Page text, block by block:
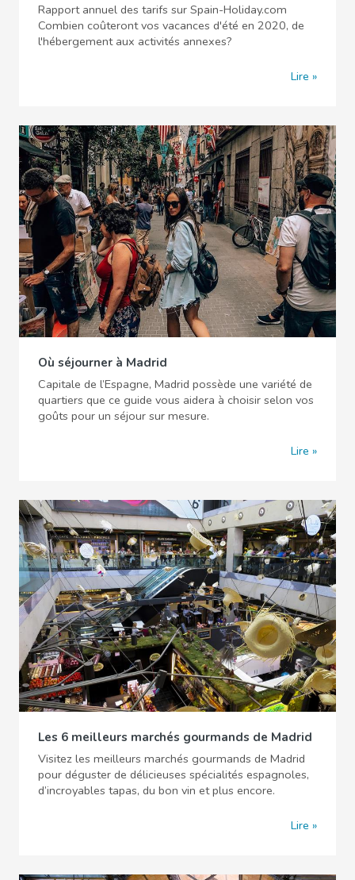
Rapport annuel des tarifs sur Spain-Holiday.com
Combien coûteront vos vacances d'été en 2020, de
l'hébergement aux activités annexes?
Lire
Où séjourner à Madrid
Capitale de l’Espagne, Madrid possède une variété de
quartiers que ce guide vous aidera à choisir selon vos
goûts pour un séjour sur mesure.
Lire
Les 6 meilleurs marchés gourmands de Madrid
Visitez les meilleurs marchés gourmands de Madrid
pour déguster de délicieuses spécialités espagnoles,
d’incroyables tapas, du bon vin et plus encore.
Lire